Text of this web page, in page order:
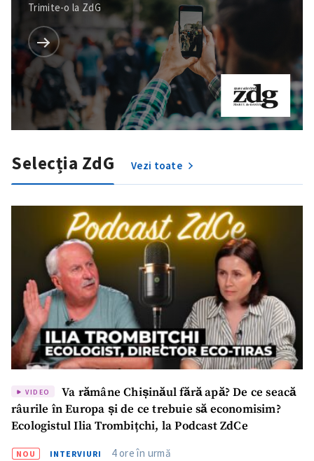
SUSȚINE
Trimite-o la ZdG
Selecția ZdG Vezi toate
VIDEO
Va rămâne Chișinăul fără apă? De ce seacă
râurile în Europa și de ce trebuie să economisim?
Ecologistul Ilia Trombițchi, la Podcast ZdCe
NOU INTERVIURI 4 ore în urmă